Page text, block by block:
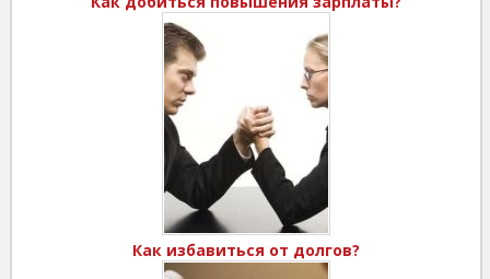
Как избавиться от долгов?